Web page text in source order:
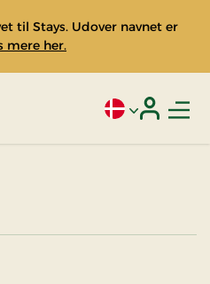
til Stays. Udover navnet er
mere her.
Aktivt sprog: